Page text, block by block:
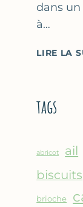
dans
à…
LIRE LA
tags
abricot ail
biscuits
brioche